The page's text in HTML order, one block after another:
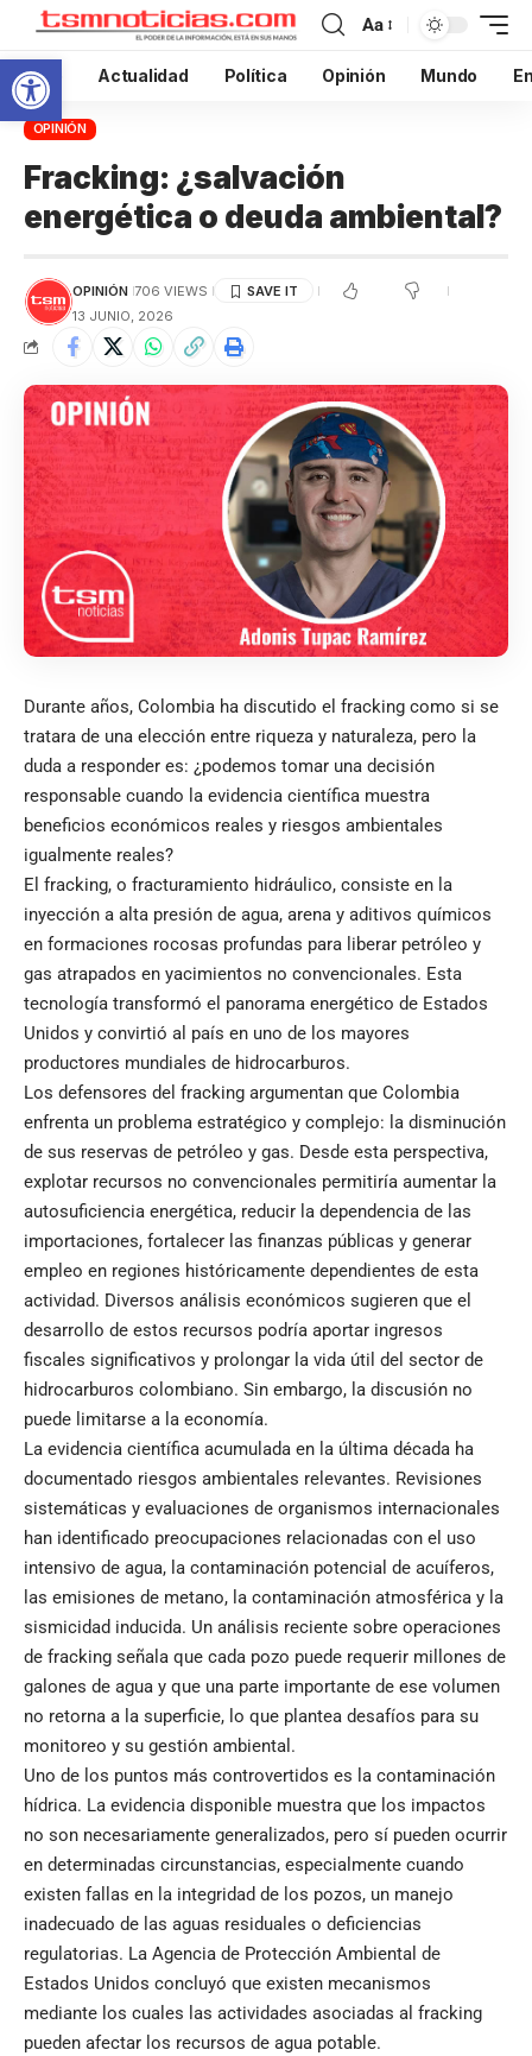
Abrir barra de herramientas
Aa
Inicio Actualidad Política Opinión Mundo
OPINIÓN
Fracking: ¿salvación
energética o deuda ambiental?
OPINIÓN 706 VIEWS
13 JUNIO, 2026
Durante años, Colombia ha discutido el fracking como si se
tratara de una elección entre riqueza y naturaleza, pero la
duda a responder es: ¿podemos tomar una decisión
responsable cuando la evidencia científica muestra
beneficios económicos reales y riesgos ambientales
igualmente reales?
El fracking, o fracturamiento hidráulico, consiste en la
inyección a alta presión de agua, arena y aditivos químicos
en formaciones rocosas profundas para liberar petróleo y
gas atrapados en yacimientos no convencionales. Esta
tecnología transformó el panorama energético de Estados
Unidos y convirtió al país en uno de los mayores
productores mundiales de hidrocarburos.
Los defensores del fracking argumentan que Colombia
enfrenta un problema estratégico y complejo: la disminución
de sus reservas de petróleo y gas. Desde esta perspectiva,
explotar recursos no convencionales permitiría aumentar la
autosuficiencia energética, reducir la dependencia de las
importaciones, fortalecer las finanzas públicas y generar
empleo en regiones históricamente dependientes de esta
actividad. Diversos análisis económicos sugieren que el
desarrollo de estos recursos podría aportar ingresos
fiscales significativos y prolongar la vida útil del sector de
hidrocarburos colombiano. Sin embargo, la discusión no
puede limitarse a la economía.
La evidencia científica acumulada en la última década ha
documentado riesgos ambientales relevantes. Revisiones
sistemáticas y evaluaciones de organismos internacionales
han identificado preocupaciones relacionadas con el uso
intensivo de agua, la contaminación potencial de acuíferos,
las emisiones de metano, la contaminación atmosférica y la
sismicidad inducida. Un análisis reciente sobre operaciones
de fracking señala que cada pozo puede requerir millones de
galones de agua y que una parte importante de ese volumen
no retorna a la superficie, lo que plantea desafíos para su
monitoreo y su gestión ambiental.
Uno de los puntos más controvertidos es la contaminación
hídrica. La evidencia disponible muestra que los impactos
no son necesariamente generalizados, pero sí pueden ocurrir
en determinadas circunstancias, especialmente cuando
existen fallas en la integridad de los pozos, un manejo
inadecuado de las aguas residuales o deficiencias
regulatorias. La Agencia de Protección Ambiental de
Estados Unidos concluyó que existen mecanismos
mediante los cuales las actividades asociadas al fracking
pueden afectar los recursos de agua potable.